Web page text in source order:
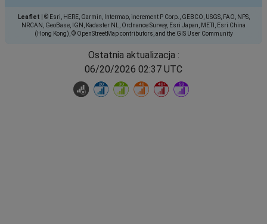
Leaflet
© Esri, HERE, Garmin, Intermap, increment P Corp., GEBCO, USGS, FAO, NPS,
NRCAN, GeoBase, IGN, Kadaster NL, Ordnance Survey, Esri Japan, METI, Esri China
(Hong Kong), © OpenStreetMap contributors, and the GIS User Community
Ostatnia aktualizacja :
06/20/2026 02:37 UTC